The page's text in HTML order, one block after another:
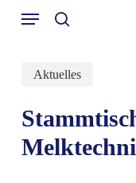
Menü
Aktuelles